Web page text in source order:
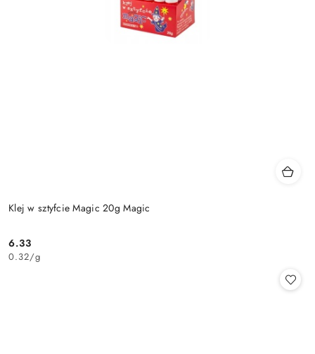
Klej w sztyfcie Magic 20g Magic
Cena:
6.33
0.32/g